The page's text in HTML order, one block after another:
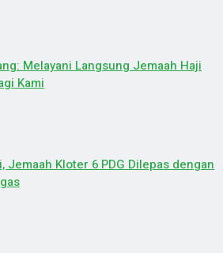
Melayani Langsung Jemaah Haji
Kami
Jemaah Kloter 6 PDG Dilepas dengan